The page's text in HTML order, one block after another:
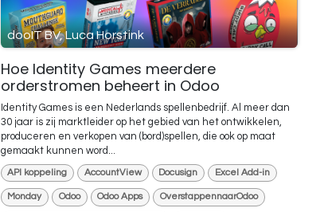
dooIT BV, Luca Horstink
Hoe Identity Games meerdere
orderstromen beheert in Odoo
Identity Games is een Nederlands spellenbedrijf. Al meer dan
30 jaar is zij marktleider op het gebied van het ontwikkelen,
produceren en verkopen van (bord)spellen, die ook op maat
gemaakt kunnen word...
API koppeling AccountView Docusign Excel Add-in
Monday Odoo Odoo Apps OverstappennaarOdoo